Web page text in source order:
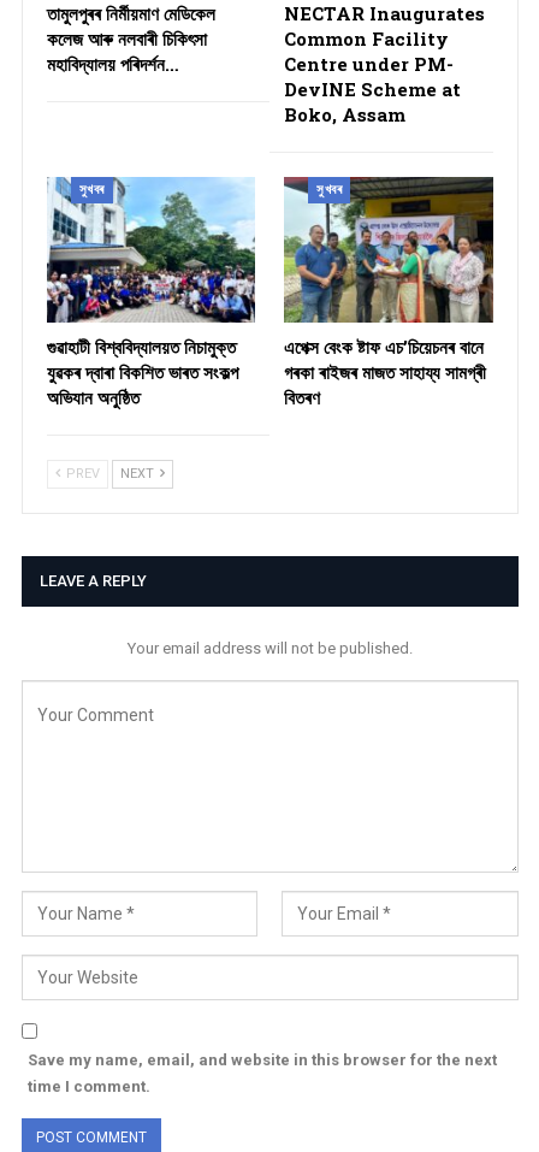
তামুলপুৰৰ নিৰ্মীয়মাণ মেডিকেল
কলেজ আৰু নলবাৰী চিকিৎসা
মহাবিদ্যালয় পৰিদৰ্শন…
NECTAR Inaugurates
Common Facility
Centre under PM-
DevINE Scheme at
Boko, Assam
সুখবৰ
গুৱাহাটী বিশ্ববিদ্যালয়ত নিচামুক্ত
যুৱকৰ দ্বাৰা বিকশিত ভাৰত সংকল্প
অভিযান অনুষ্ঠিত
সুখবৰ
​এপেক্স বেংক ষ্টাফ এচ’চিয়েচনৰ বানে
গৰকা ৰাইজৰ মাজত সাহায্য সামগ্ৰী
বিতৰণ ​
PREV NEXT
LEAVE A REPLY
Your email address will not be published.
Save my name, email, and website in this browser for the next
time I comment.